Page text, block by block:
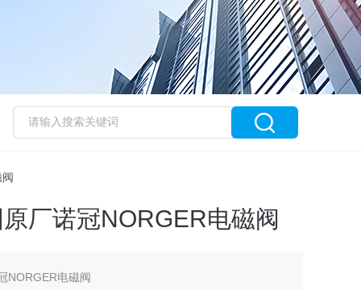
厂诺冠NORGER电磁阀
NORGER电磁阀